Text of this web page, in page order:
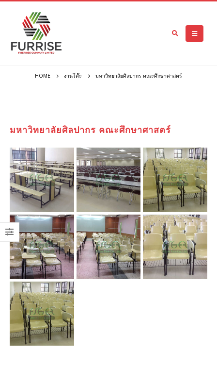
HOME งานโต๊ะ มหาวิทยาลัยศิลปากร คณะศึกษาศาสตร์
มหาวิทยาลัยศิลปากร คณะศึกษาศาสตร์